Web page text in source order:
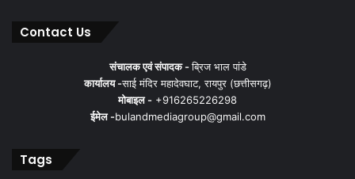
Contact Us
संचालक एवं संपादक -ब्रिज भाल पांडे
कार्यालय -साई मंदिर महादेवघाट, रायपुर (छत्तीसगढ़)
मोबाइल - +916265226298
ईमेल -bulandmediagroup@gmail.com
Tags